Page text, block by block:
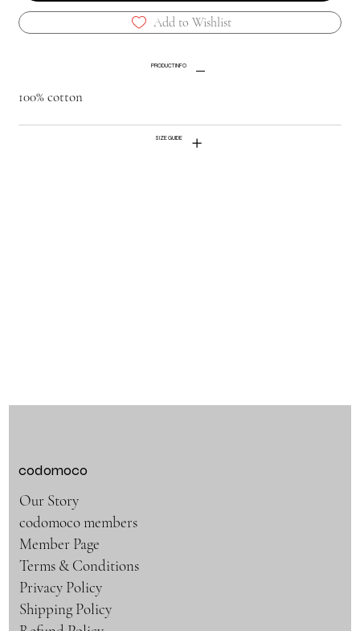
Add to Wishlist
PRODUCT INFO
100% cotton
SIZE GUIDE
codomoco
Our Story
codomoco members
Member Page
Terms & Conditions
Privacy Policy
Shipping Policy